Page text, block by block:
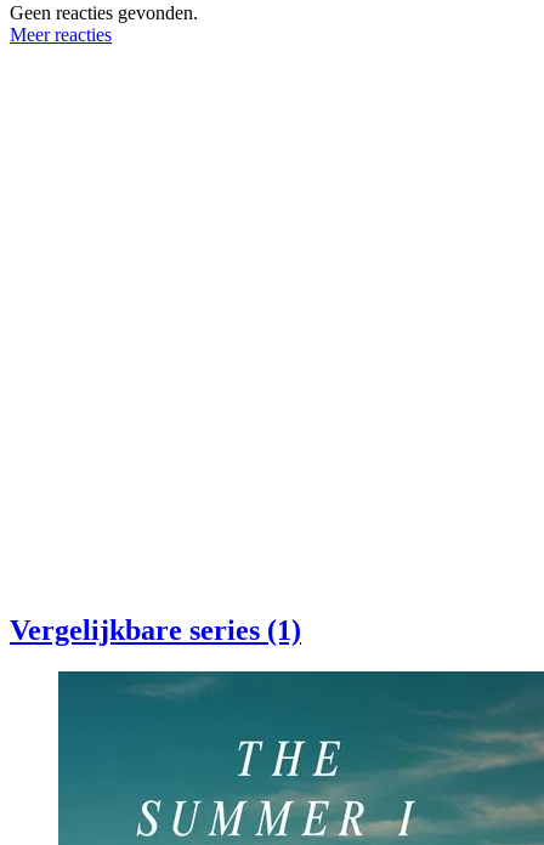
Geen reacties gevonden.
Meer reacties
Vergelijkbare series (1)